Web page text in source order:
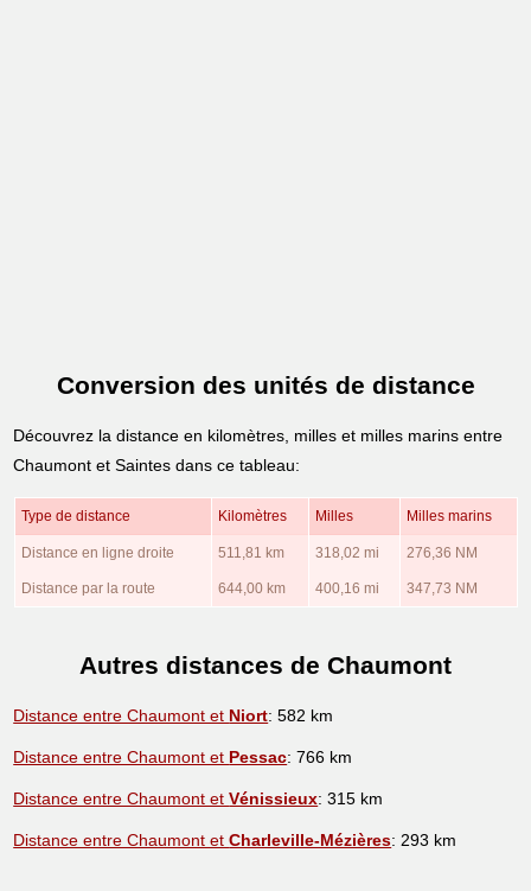
Conversion des unités de distance
Découvrez la distance en kilomètres, milles et milles marins entre
Chaumont et Saintes dans ce tableau:
Type de distance Kilomètres Milles Milles marins
Distance en ligne droite 511,81 km 318,02 mi 276,36 NM
Distance par la route 644,00 km 400,16 mi 347,73 NM
Autres distances de Chaumont
Distance entre Chaumont et Niort: 582 km
Distance entre Chaumont et Pessac: 766 km
Distance entre Chaumont etVénissieux: 315 km
Distance entre Chaumont etCharleville-Mézières: 293 km